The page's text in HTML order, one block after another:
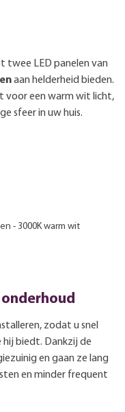
LED panelen van
aan helderheid bieden.
voor een warm wit licht,
sfeer in uw huis.
- 3000K warm wit
zodat u snel
biedt. Dankzij de
en gaan ze lang
en minder frequent